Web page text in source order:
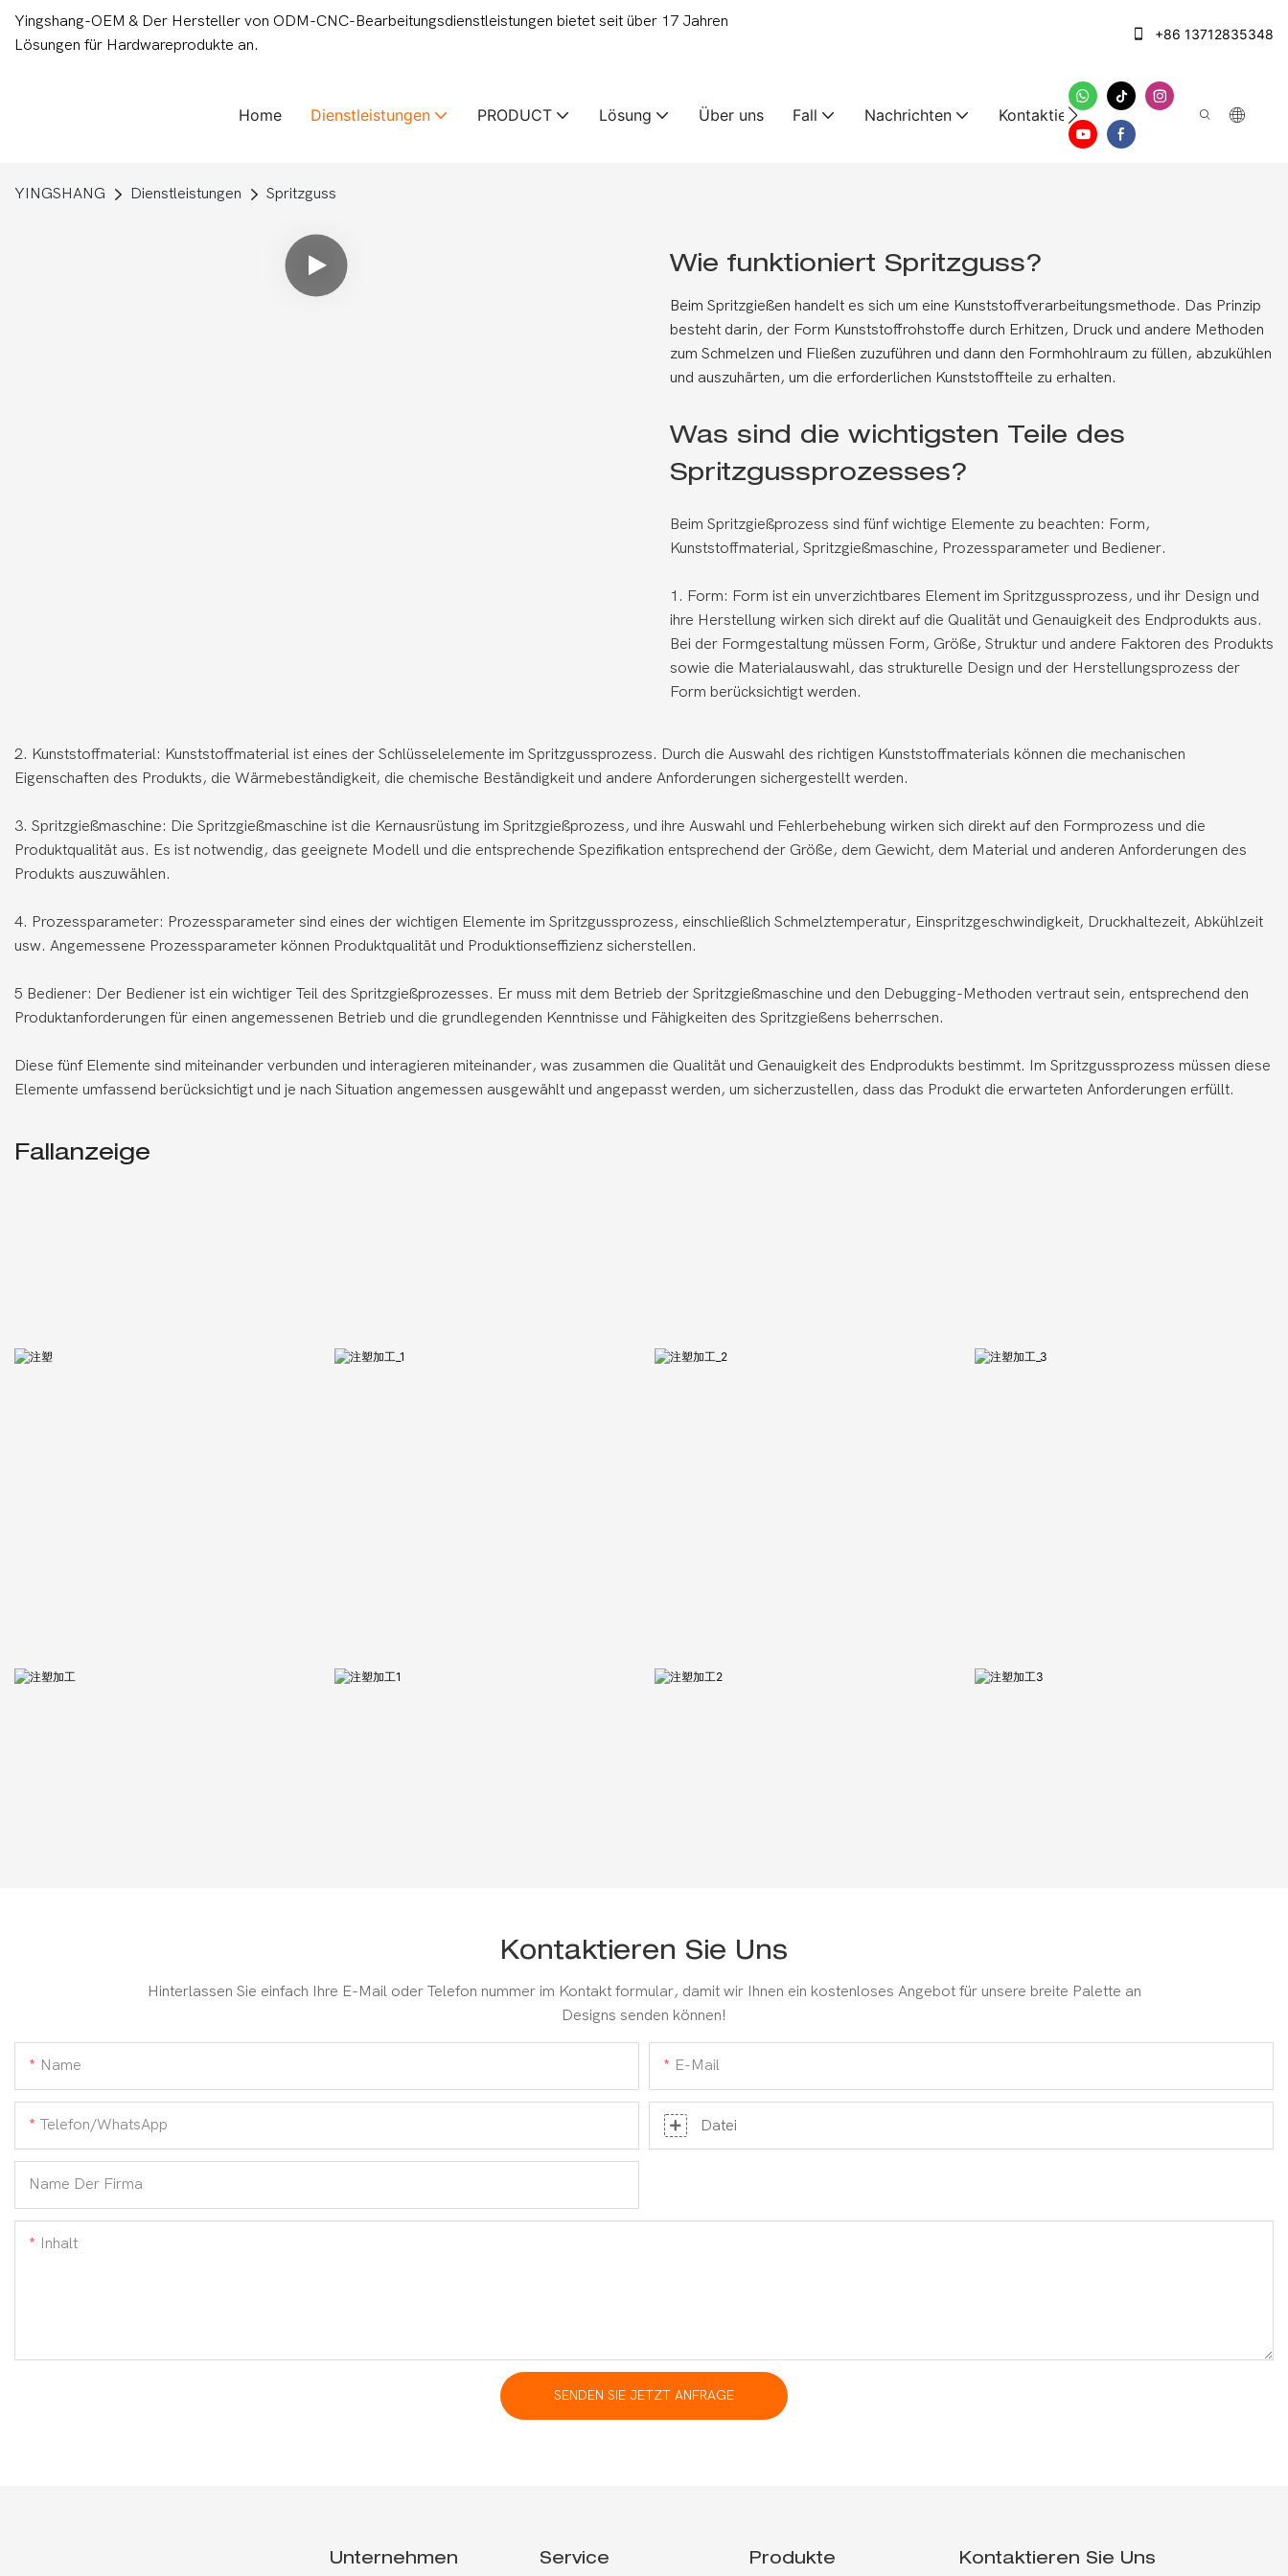
Yingshang-OEM & Der Hersteller von ODM-CNC-Bearbeitungsdienstleistungen bietet seit über 17 Jahren
Lösungen für Hardwareprodukte an.
+86 13712835348
Home Dienstleistungen PRODUCT Lösung Über uns Fall Nachrichten Kontaktieren Sie uns
YINGSHANG Dienstleistungen Spritzguss
Wie funktioniert Spritzguss?
Beim Spritzgießen handelt es sich um eine Kunststoffverarbeitungsmethode. Das Prinzip
besteht darin, der Form Kunststoffrohstoffe durch Erhitzen, Druck und andere Methoden
zum Schmelzen und Fließen zuzuführen und dann den Formhohlraum zu füllen, abzukühlen
und auszuhärten, um die erforderlichen Kunststoffteile zu erhalten.
Was sind die wichtigsten Teile des
Spritzgussprozesses?
Beim Spritzgießprozess sind fünf wichtige Elemente zu beachten: Form,
Kunststoffmaterial, Spritzgießmaschine, Prozessparameter und Bediener.
1. Form: Form ist ein unverzichtbares Element im Spritzgussprozess, und ihr Design und
ihre Herstellung wirken sich direkt auf die Qualität und Genauigkeit des Endprodukts aus.
Bei der Formgestaltung müssen Form, Größe, Struktur und andere Faktoren des Produkts
sowie die Materialauswahl, das strukturelle Design und der Herstellungsprozess der
Form berücksichtigt werden.
2. Kunststoffmaterial: Kunststoffmaterial ist eines der Schlüsselelemente im Spritzgussprozess. Durch die Auswahl des richtigen Kunststoffmaterials können die mechanischen
Eigenschaften des Produkts, die Wärmebeständigkeit, die chemische Beständigkeit und andere Anforderungen sichergestellt werden.
3. Spritzgießmaschine: Die Spritzgießmaschine ist die Kernausrüstung im Spritzgießprozess, und ihre Auswahl und Fehlerbehebung wirken sich direkt auf den Formprozess und die
Produktqualität aus. Es ist notwendig, das geeignete Modell und die entsprechende Spezifikation entsprechend der Größe, dem Gewicht, dem Material und anderen Anforderungen des
Produkts auszuwählen.
4. Prozessparameter: Prozessparameter sind eines der wichtigen Elemente im Spritzgussprozess, einschließlich Schmelztemperatur, Einspritzgeschwindigkeit, Druckhaltezeit, Abkühlzeit
usw. Angemessene Prozessparameter können Produktqualität und Produktionseffizienz sicherstellen.
5 Bediener: Der Bediener ist ein wichtiger Teil des Spritzgießprozesses. Er muss mit dem Betrieb der Spritzgießmaschine und den Debugging-Methoden vertraut sein, entsprechend den
Produktanforderungen für einen angemessenen Betrieb und die grundlegenden Kenntnisse und Fähigkeiten des Spritzgießens beherrschen.
Diese fünf Elemente sind miteinander verbunden und interagieren miteinander, was zusammen die Qualität und Genauigkeit des Endprodukts bestimmt. Im Spritzgussprozess müssen diese
Elemente umfassend berücksichtigt und je nach Situation angemessen ausgewählt und angepasst werden, um sicherzustellen, dass das Produkt die erwarteten Anforderungen erfüllt.
Fallanzeige
Kontaktieren Sie Uns
Hinterlassen Sie einfach Ihre E-Mail oder Telefon nummer im Kontakt formular, damit wir Ihnen ein kostenloses Angebot für unsere breite Palette an
Designs senden können!
Name E-Mail
Telefon/WhatsApp Datei
Name Der Firma
Inhalt
SENDEN SIE JETZT ANFRAGE
Unternehmen Service Produkte Kontaktieren Sie Uns